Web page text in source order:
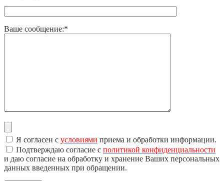
Ваше сообщение:*
Я согласен с условиями приема и обработки информации.
Подтверждаю согласие с политикой конфиденциальности
и даю согласие на обработку и хранение Ваших персональных
данных введенных при обращении.